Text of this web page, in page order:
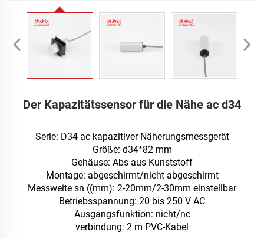
Der Kapazitätssensor für die Nähe ac d34
Serie: D34 ac kapazitiver Näherungsmessgerät
Größe: d34*82 mm
Gehäuse: Abs aus Kunststoff
Montage: abgeschirmt/nicht abgeschirmt
Messweite sn ((mm): 2-20mm/2-30mm einstellbar
Betriebsspannung: 20 bis 250 V AC
Ausgangsfunktion: nicht/nc
verbindung: 2 m PVC-Kabel